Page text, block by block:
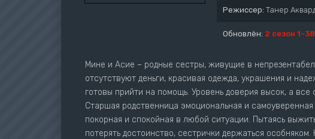
Режиссер: Танер
Обновлён: 2 сезон 1-
Мине и Асие – родные сестры, живущие в
отсутствуют деньги, красивая одежда, украшения и
готовы прийти на помощь. Уровень доверия высок, а
Старшая родственница эмоциональная и
покорная и спокойная в любой ситуации. Пытаясь
потерять достоинство, сестрички держаться